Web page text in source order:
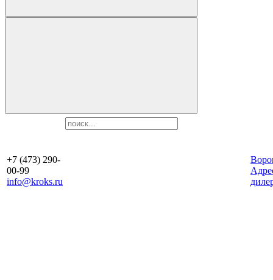
+7 (473) 290-
00-99
info@kroks.ru